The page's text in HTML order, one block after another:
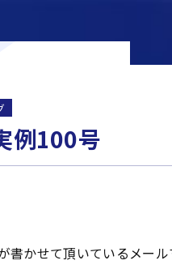
例100号
書かせて頂いているメー